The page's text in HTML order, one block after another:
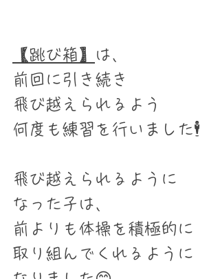
【跳び箱】
は、
前回に引き続き
飛び越えられるよう
何度も練習を行いました🕴
飛び越えられるように
なった子は、
前よりも体操を積極的に
取り組んでくれるように